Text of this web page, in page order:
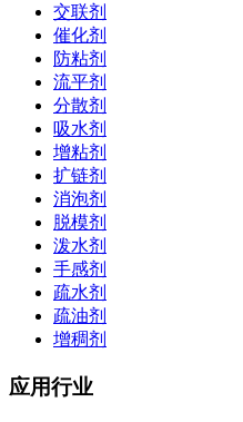
交联剂
催化剂
防粘剂
流平剂
分散剂
吸水剂
增粘剂
扩链剂
消泡剂
脱模剂
泼水剂
手感剂
疏水剂
疏油剂
增稠剂
应用行业